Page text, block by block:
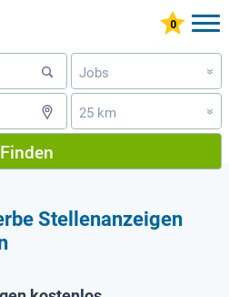
Jobs »
25 km »
Finden
Stellenanzeigen